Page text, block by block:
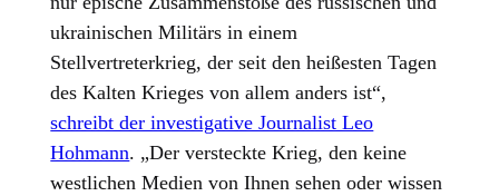
ukrainischen Militärs in einem
Stellvertreterkrieg, der seit den heißesten Tagen
des Kalten Krieges von allem anders ist“,
schreibt der investigative Journalist Leo
Hohmann. „Der versteckte Krieg, den keine
westlichen Medien von Ihnen sehen oder wissen